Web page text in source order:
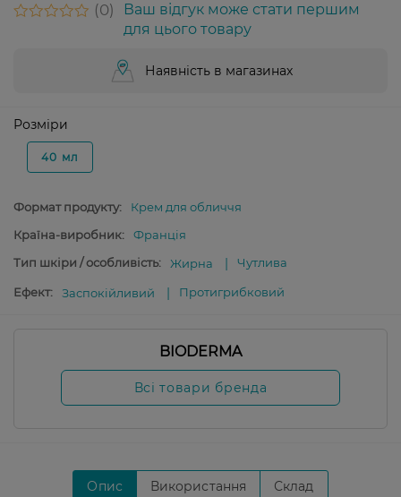
0
Ваш відгук може стати першим
для цього товару
Наявність в магазинах
Розміри
40 мл
Формат продукту:
Крем для обличчя
Країна-виробник:
Франція
Тип шкіри / особливість:
Жирна Чутлива
Ефект: Заспокійливий Протигрибковий
BIODERMA
Всі товари бренда
Опис Використання Склад